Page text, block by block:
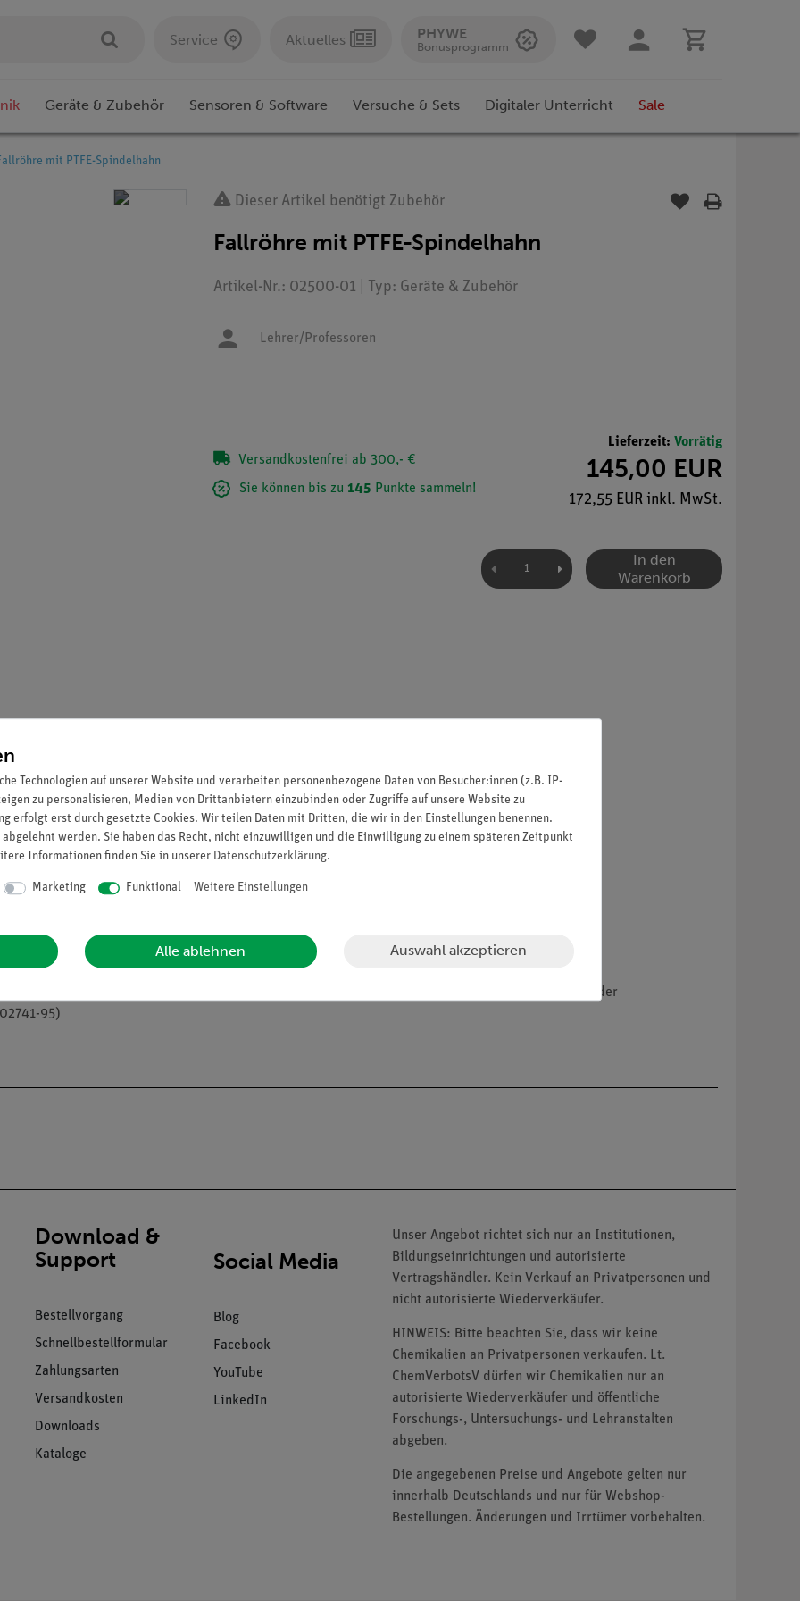
Service Aktuelles PHYWE
Bonusprogramm
Geräte & Zubehör Sensoren & Software Versuche & Sets Digitaler Unterricht Sale
mit PTFE-Spindelhahn
Dieser Artikel benötigt Zubehör
Fallröhre mit PTFE-Spindelhahn
Artikel-Nr.: 02500-01 | Typ: Geräte & Zubehör
Lehrer/Professoren
Versandkostenfrei ab 300,- €
Sie können bis zu 145 Punkte sammeln!
Lieferzeit: Vorrätig
145,00 EUR
172,55 EUR inkl. MwSt.
In den
Warenkorb
Fehlen störender Kräfte (Auftrieb, Luftwiderstand) gleich schnell fallen.
als Wasserrückschlagsicherung (34170-01) oder Membranpumpe, zweistufig (08163-93) oder
95)
Download &
Support
Bestellvorgang
Schnellbestellformular
Zahlungsarten
Versandkosten
Downloads
Kataloge
Social Media
Blog
Facebook
YouTube
LinkedIn
Unser Angebot richtet sich nur an Institutionen,
Bildungseinrichtungen und autorisierte
Vertragshändler. Kein Verkauf an Privatpersonen und
nicht autorisierte Wiederverkäufer.
HINWEIS: Bitte beachten Sie, dass wir keine
Chemikalien an Privatpersonen verkaufen. Lt.
ChemVerbotsV dürfen wir Chemikalien nur an
autorisierte Wiederverkäufer und öffentliche
Forschungs-, Untersuchungs- und Lehranstalten
abgeben.
Die angegebenen Preise und Angebote gelten nur
innerhalb Deutschlands und nur für Webshop-
Bestellungen. Änderungen und Irrtümer vorbehalten.
Technologien auf unserer Website und verarbeiten personenbezogene Daten von Besucher:innen (z.B. IP-
zu personalisieren, Medien von Drittanbietern einzubinden oder Zugriffe auf unsere Website zu
erfolgt erst durch gesetzte Cookies. Wir teilen Daten mit Dritten, die wir in den Einstellungen benennen.
werden. Sie haben das Recht, nicht einzuwilligen und die Einwilligung zu einem späteren Zeitpunkt
Informationen finden Sie in unserer Daten­schutz­erklärung.
Marketing Funktional Weitere Einstellungen
Alle ablehnen Auswahl akzeptieren